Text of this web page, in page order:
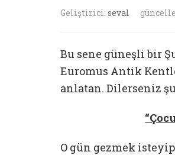
Geliştirici: seval
Bu sene güneşli bir
Euromus Antik
anlatan. Dilerseniz
O gün gezmek